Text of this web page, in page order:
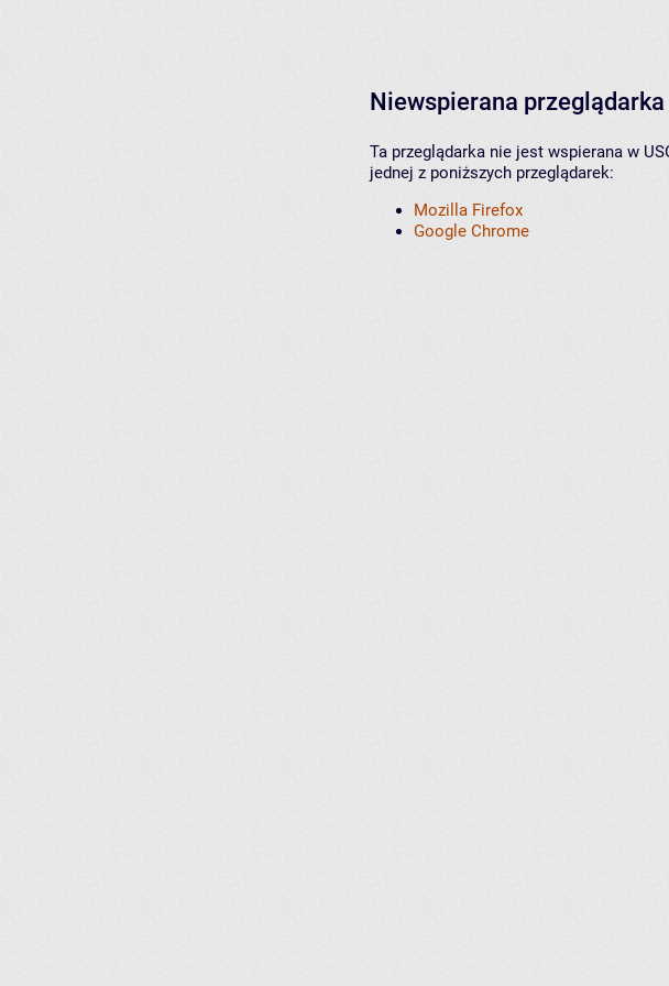
Niewspierana przeglądarka
Ta przeglądarka nie jest wspierana w
jednej z poniższych przeglądarek:
Mozilla Firefox
Google Chrome